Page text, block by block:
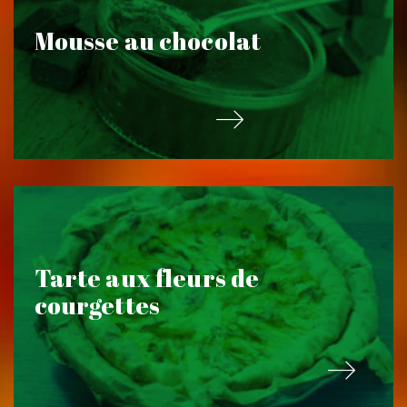
Mousse au chocolat
Tarte aux fleurs de
courgettes